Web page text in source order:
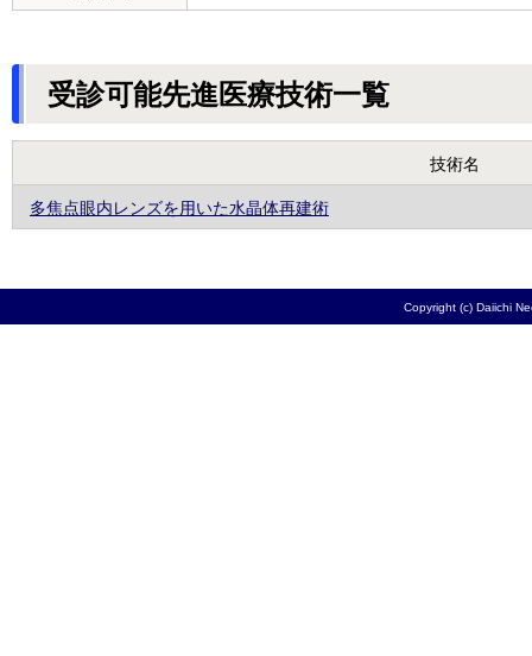
受診可能先進医療技術一覧
技術名
多焦点眼内レンズを用いた水晶体再建術
Copyright (c) Daiichi